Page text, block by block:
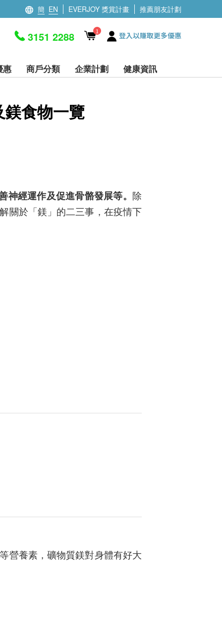
簡 EN EVERJOY 獎賞計畫 推薦朋友計劃
3151 2288 1 登入以賺取更多優惠
惠 商戶分類 企業計劃 健康資訊
食物一覽
經運作及促進骨骼發展等。 除
關於「鎂」的二三事，在疫情下
營養素，礦物質鎂對身體有好大